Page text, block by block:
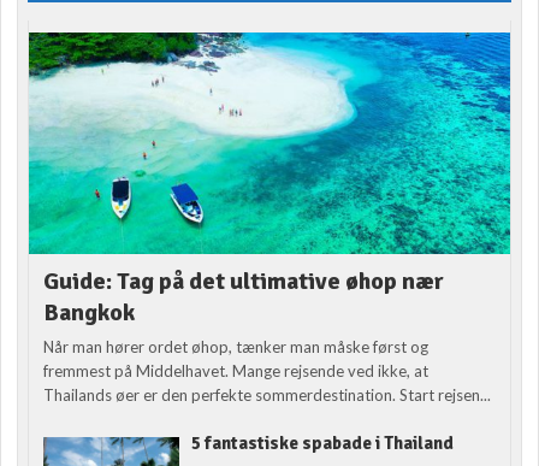
Guide: Tag på det ultimative øhop nær
Bangkok
Når man hører ordet øhop, tænker man måske først og
fremmest på Middelhavet. Mange rejsende ved ikke, at
Thailands øer er den perfekte sommerdestination. Start rejsen...
5 fantastiske spabade i Thailand